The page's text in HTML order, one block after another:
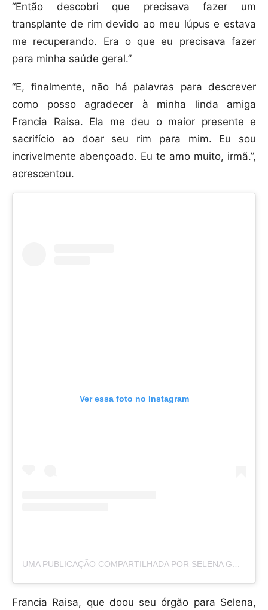
“Então descobri que precisava fazer um
transplante de rim devido ao meu lúpus e estava
me recuperando. Era o que eu precisava fazer
para minha saúde geral.”
“E, finalmente, não há palavras para descrever
como posso agradecer à minha linda amiga
Francia Raisa. Ela me deu o maior presente e
sacrifício ao doar seu rim para mim. Eu sou
incrivelmente abençoado. Eu te amo muito, irmã.”,
acrescentou.
Ver essa foto no Instagram
UMA PUBLICAÇÃO COMPARTILHADA POR SELENA GOMEZ (@SELENAGOMEZ)
Francia Raisa, que doou seu órgão para Selena,